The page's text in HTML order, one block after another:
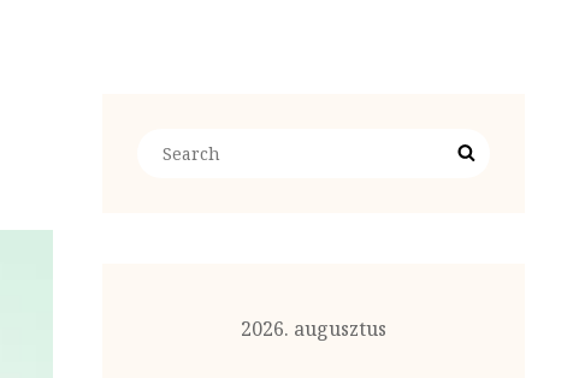
2026. augusztus